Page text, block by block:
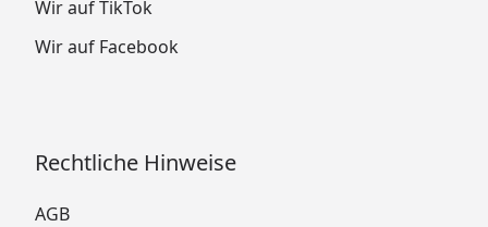
Wir auf TikTok
Wir auf Facebook
Rechtliche Hinweise
AGB